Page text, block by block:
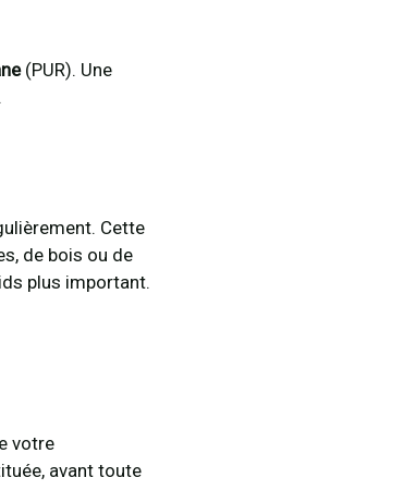
(PUR). Une
Cette
de bois ou de
plus important.
votre
avant toute